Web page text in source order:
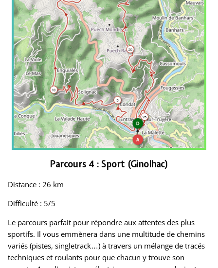
Parcours 4 : Sport (Ginolhac)
Distance : 26 km
Difficulté : 5/5
Le parcours parfait pour répondre aux attentes des plus
sportifs. Il vous emmènera dans une multitude de chemins
variés (pistes, singletrack…) à travers un mélange de tracés
techniques et roulants pour que chacun y trouve son